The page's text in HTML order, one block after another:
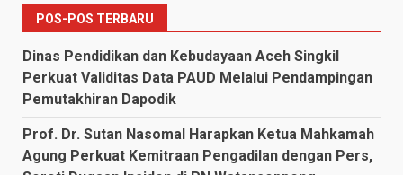
POS-POS TERBARU
Dinas Pendidikan dan Kebudayaan Aceh Singkil
Perkuat Validitas Data PAUD Melalui Pendampingan
Pemutakhiran Dapodik
Prof. Dr. Sutan Nasomal Harapkan Ketua Mahkamah
Agung Perkuat Kemitraan Pengadilan dengan Pers,